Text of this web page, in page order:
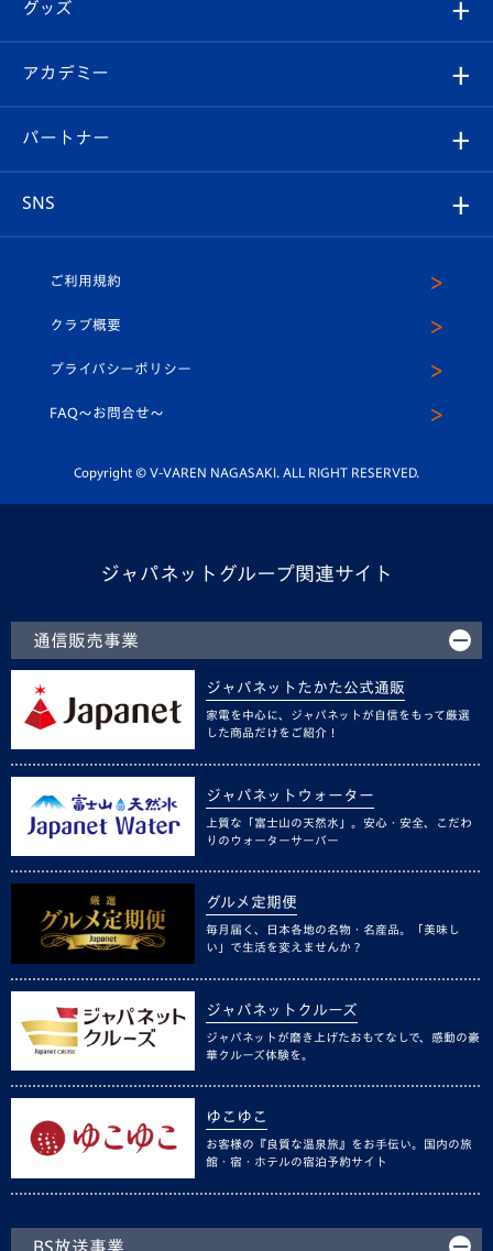
チケット
イベント
メディア
ホームタウン
スタッフプロフィール
マスコット紹介
平和祈念活動
ホームタウン活動
Revive Team
ヴィヴィくんの長崎おもてなしガイド
フォトギャラリー
スタジアムグルメ
V-LOVERS（ファンクラブ）
プレイヤーズスイート
グッズ
オンラインショップ
店舗情報
アカデミー
育成からのお知らせ
U-18
スクール
パートナー
SNS
ヴィヴィくんインスタグラム
公式LINE＠
ご利用規約
クラブ概要
プライバシーポリシー
FAQ〜お問合せ〜
Copyright © V-VAREN NAGASAKI. ALL RIGHT RESERVED.
ジャパネットグループ関連サイト
通信販売事業
ジャパネットたかた公式通販
家電を中心に、ジャパネットが自信をもって厳選
した商品だけをご紹介！
ジャパネットウォーター
上質な「富士山の天然水」。安心・安全、こだわ
りのウォーターサーバー
グルメ定期便
毎月届く、日本各地の名物・名産品。「美味し
い」で生活を変えませんか？
ジャパネットクルーズ
ジャパネットが磨き上げたおもてなしで、感動の豪
華クルーズ体験を。
ゆこゆこ
お客様の『良質な温泉旅』をお手伝い。国内の旅
館・宿・ホテルの宿泊予約サイト
BS放送事業